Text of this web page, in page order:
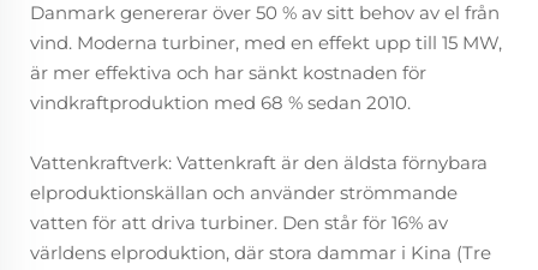
Danmark genererar över 50 % av sitt behov av el från
vind. Moderna turbiner, med en effekt upp till 15 MW,
är mer effektiva och har sänkt kostnaden för
vindkraftproduktion med 68 % sedan 2010.
Vattenkraftverk: Vattenkraft är den äldsta förnybara
elproduktionskällan och använder strömmande
vatten för att driva turbiner. Den står för 16% av
världens elproduktion, där stora dammar i Kina (Tre